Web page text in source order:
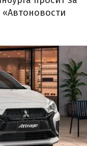
«Автоновости